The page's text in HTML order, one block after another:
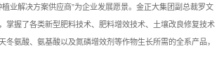
业解决方案供应商”为企业发展愿景。金正大集团副总裁罗文
握了各类新型肥料技术、肥料增效技术、土壤改良修复技术
氨酸、氨基酸以及氮磷增效剂等作物生长所需的全系产品，